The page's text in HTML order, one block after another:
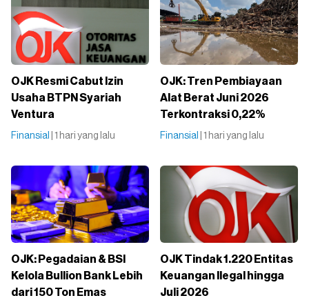
OJK Resmi Cabut Izin
Usaha BTPN Syariah
Ventura
Finansial | 1 hari yang lalu
OJK: Tren Pembiayaan
Alat Berat Juni 2026
Terkontraksi 0,22%
Finansial | 1 hari yang lalu
OJK: Pegadaian & BSI
Kelola Bullion Bank Lebih
dari 150 Ton Emas
OJK Tindak 1.220 Entitas
Keuangan Ilegal hingga
Juli 2026